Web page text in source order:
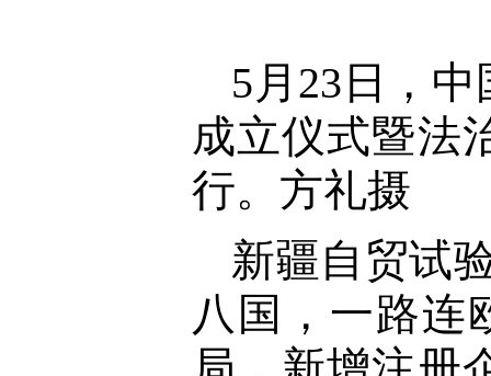
5月23日，
成立仪式暨法
行。方礼摄
新疆自贸试
八国，一路连